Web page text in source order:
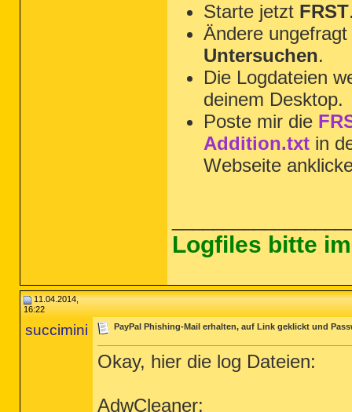
Starte jetzt FRST
Ändere
Untersuchen.
Die Logdateien
deinem Desktop.
Poste mir die
Addition.txt in
Webseite
Logfiles bitte
11.04.2014,
16:22
succimini PayPal Phishing-Mail erhalten, auf Link geklickt und
Okay, hier die log Dateien:
AdwCleaner: